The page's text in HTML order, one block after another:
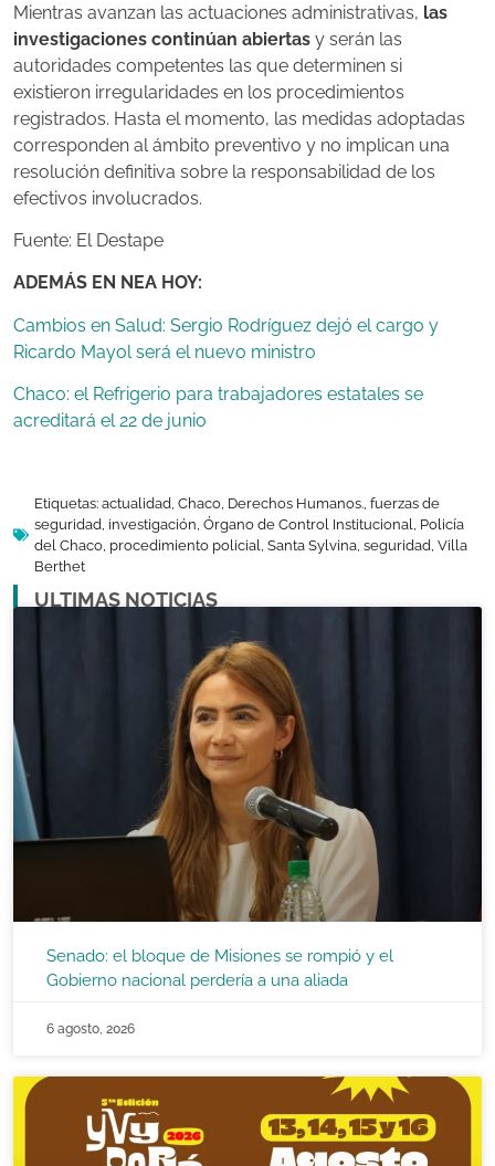
Mientras avanzan las actuaciones administrativas, las
investigaciones continúan abiertas y serán las
autoridades competentes las que determinen si
existieron irregularidades en los procedimientos
registrados. Hasta el momento, las medidas adoptadas
corresponden al ámbito preventivo y no implican una
resolución definitiva sobre la responsabilidad de los
efectivos involucrados.
Fuente: El Destape
ADEMÁS EN NEA HOY:
Cambios en Salud: Sergio Rodríguez dejó el cargo y
Ricardo Mayol será el nuevo ministro
Chaco: el Refrigerio para trabajadores estatales se
acreditará el 22 de junio
Etiquetas: actualidad Chaco Derechos Humanos. fuerzas de
seguridad investigación Órgano de Control Institucional
Policía
del Chaco procedimiento policial Santa Sylvina seguridad Villa
Berthet
ULTIMAS NOTICIAS
Senado: el bloque de Misiones se rompió y el
Gobierno nacional perdería a una aliada
6 agosto, 2026